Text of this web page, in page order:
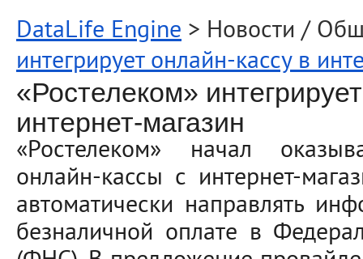
DataLife Engine > Новости /
интегрирует онлайн-кассу в
«Ростелеком»
интернет-магазин
«Ростелеком» начал
онлайн-кассы с интернет-
автоматически направлять
безналичной оплате в